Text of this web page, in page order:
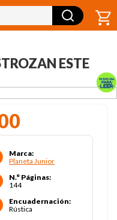
ESTE
Marca:
Planeta Junior
N.° Páginas:
144
Encuadernación:
Rústica